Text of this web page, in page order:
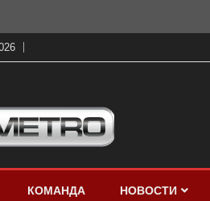
качестве Санкт-
КОМАНДА НОВОСТИ